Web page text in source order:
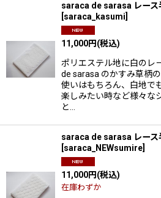
saraca de sarasa レー
saraca_kasumi
11,000円(税込)
ポリエステル地に白のレ
de sarasa のかすみ草柄
使いはもちろん、白地で
楽しみたい時など様々な
と…
saraca de sarasa レー
saraca_NEWsumire
11,000円(税込)
在庫わずか